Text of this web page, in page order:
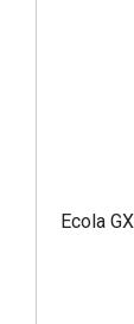
Ecola